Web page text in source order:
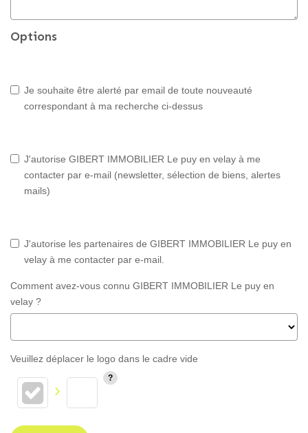
Options
Je souhaite être alerté par email de toute nouveauté
correspondant à ma recherche ci-dessus
J'autorise GIBERT IMMOBILIER Le puy en velay à me
contacter par e-mail (newsletter, sélection de biens, alertes
mails)
J'autorise les partenaires de GIBERT IMMOBILIER Le puy en
velay à me contacter par e-mail.
Comment avez-vous connu GIBERT IMMOBILIER Le puy en
velay ?
Veuillez déplacer le logo dans le cadre vide